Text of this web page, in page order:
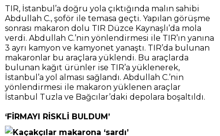
TIR, İstanbul’a doğru yola çıktığında malın sahibi
Abdullah C., şoför ile temasa geçti. Yapılan görüşme
sonrası makaron dolu TIR Düzce Kaynaşlı’da mola
verdi. Abdullah C.’nin yönlendirmesi ile TIR’ın yanına
3 ayrı kamyon ve kamyonet yanaştı. TIR’da bulunan
makaronlar bu araçlara yüklendi. Bu araçlarda
bulunan kağıt ürünler ise TIR’a yüklenerek,
İstanbul’a yol alması sağlandı. Abdullah C.’nin
yönlendirmesi ile makaron yüklenen araçlar
İstanbul Tuzla ve Bağcılar’daki depolara boşaltıldı.
‘FİRMAYI RİSKLİ BULDUM’